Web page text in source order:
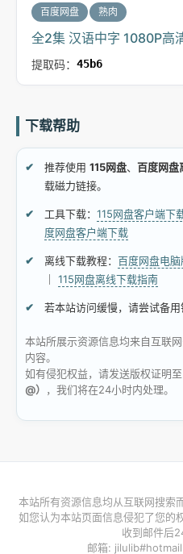
百度网盘 熟肉
全2集 汉语中字 1080P高
提取码： 45b6
下载帮助
推荐使用 115网盘、 百度网盘
载磁力链接。
工具下载： 115网盘客户端下
度网盘客户端下载
离线下载教程： 百度网盘电
115网盘离线下载指南
若本站访问缓慢，请尝试备用
本站所展示资源信息均来自互联
内容。
如有侵犯权益，请发送版权证明至
@）
，我们将在24小时内处理。
本站所有资源信息均从互联网搜索
如您认为本站页面信息侵犯了您的
收到邮件后
邮箱: